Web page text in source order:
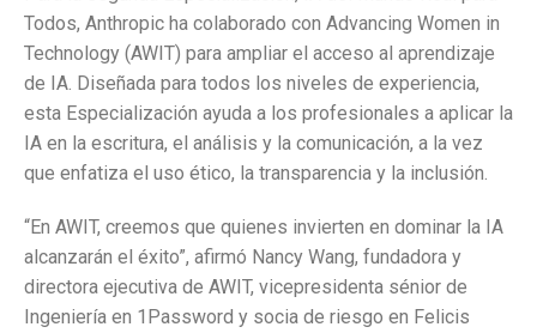
Todos, Anthropic ha colaborado con Advancing Women in
Technology (AWIT) para ampliar el acceso al aprendizaje
de IA. Diseñada para todos los niveles de experiencia,
esta Especialización ayuda a los profesionales a aplicar la
IA en la escritura, el análisis y la comunicación, a la vez
que enfatiza el uso ético, la transparencia y la inclusión.
“En AWIT, creemos que quienes invierten en dominar la IA
alcanzarán el éxito”, afirmó Nancy Wang, fundadora y
directora ejecutiva de AWIT, vicepresidenta sénior de
Ingeniería en 1Password y socia de riesgo en Felicis